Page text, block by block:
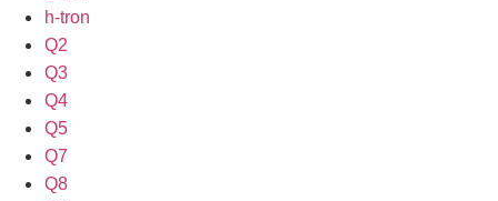
h-tron
Q2
Q3
Q4
Q5
Q7
Q8